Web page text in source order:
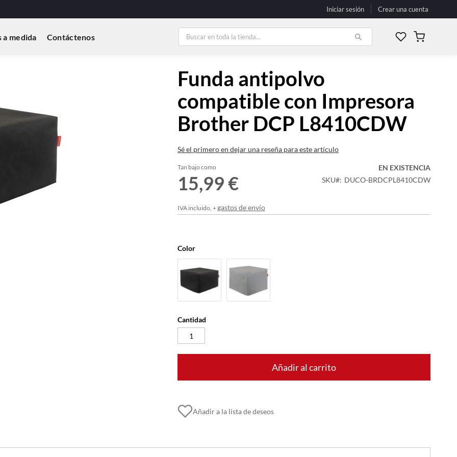
Iniciar sesión Crear una cuenta
a medida Contáctenos Mi carrito
Funda antipolvo
compatible con Impresora
Brother DCP L8410CDW
Sé el primero en dejar una reseña para este artículo
Tan bajo como
15,99 €
EN EXISTENCIA
SKU
DUCO-BRDCPL8410CDW
IVA incluido, +gastos de envío
Color
Cantidad
Añadir al carrito
Añadir a la lista de deseos